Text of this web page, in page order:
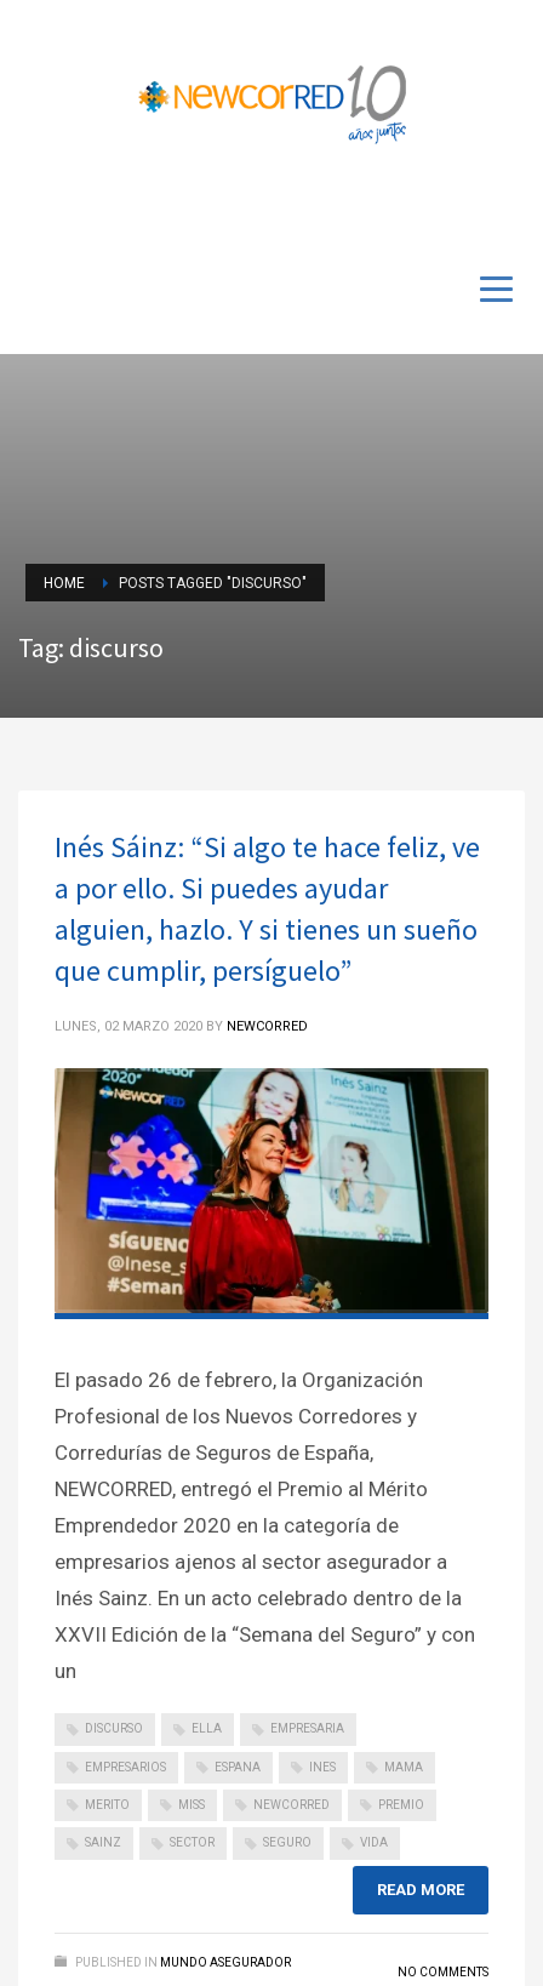
HOME POSTS TAGGED "DISCURSO"
Tag: discurso
Inés Sáinz: “Si algo te hace feliz, ve
a por ello. Si puedes ayudar
alguien, hazlo. Y si tienes un sueño
que cumplir, persíguelo”
LUNES, 02 MARZO 2020 BY NEWCORRED
El pasado 26 de febrero, la Organización
Profesional de los Nuevos Corredores y
Corredurías de Seguros de España,
NEWCORRED, entregó el Premio al Mérito
Emprendedor 2020 en la categoría de
empresarios ajenos al sector asegurador a
Inés Sainz. En un acto celebrado dentro de la
XXVII Edición de la “Semana del Seguro” y con
un
DISCURSO ELLA EMPRESARIA
EMPRESARIOS ESPANA INES MAMA
MERITO MISS NEWCORRED PREMIO
SAINZ SECTOR SEGURO VIDA
READ MORE
PUBLISHED IN MUNDO ASEGURADOR
NO COMMENTS